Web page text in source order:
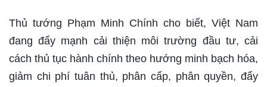
Thủ tướng Phạm Minh Chính cho biết, Việt Nam
đang đẩy mạnh cải thiện môi trường đầu tư, cải
cách thủ tục hành chính theo hướng minh bạch hóa,
giảm chi phí tuân thủ, phân cấp, phân quyền, đẩy